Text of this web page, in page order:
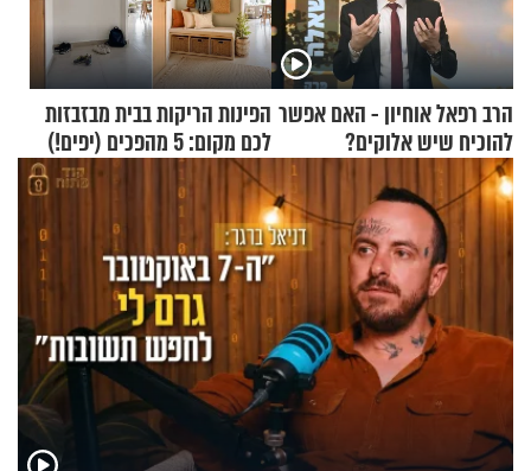
הרב רפאל אוחיון - האם אפשר
להוכיח שיש אלוקים?
הפינות הריקות בבית מבזבזות
לכם מקום: 5 מהפכים (יפים!)
שאפשר לעשות כבר היום